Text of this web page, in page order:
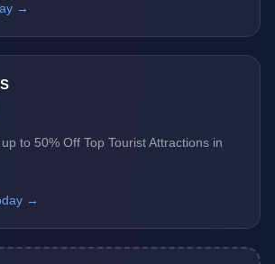
→
to 50% Off Top Tourist Attractions in
→